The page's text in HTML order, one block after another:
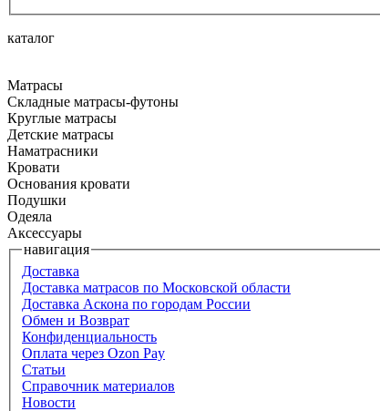
каталог
Матрасы
Складные матрасы-футоны
Круглые матрасы
Детские матрасы
Наматрасники
Кровати
Основания кровати
Подушки
Одеяла
Аксессуары
навигация
Доставка
Доставка матрасов по Московской области
Доставка Аскона по городам России
Обмен и Возврат
Конфиденциальность
Оплата через Ozon Pay
Статьи
Справочник материалов
Новости